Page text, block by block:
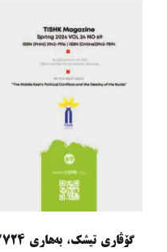
گۆڤاری تیشک، بەهاری ٢٧٢٤، ساڵی ٢٥، ژمارەی ٦٩